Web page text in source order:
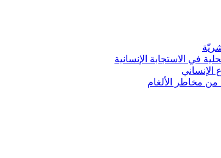
في الاستجابة الإنسانية
الإنساني
من مخاطر الألغام